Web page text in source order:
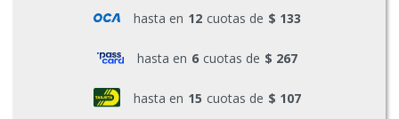
hasta en 12 cuotas de $ 133
hasta en 6 cuotas de $ 267
hasta en 15 cuotas de $ 107